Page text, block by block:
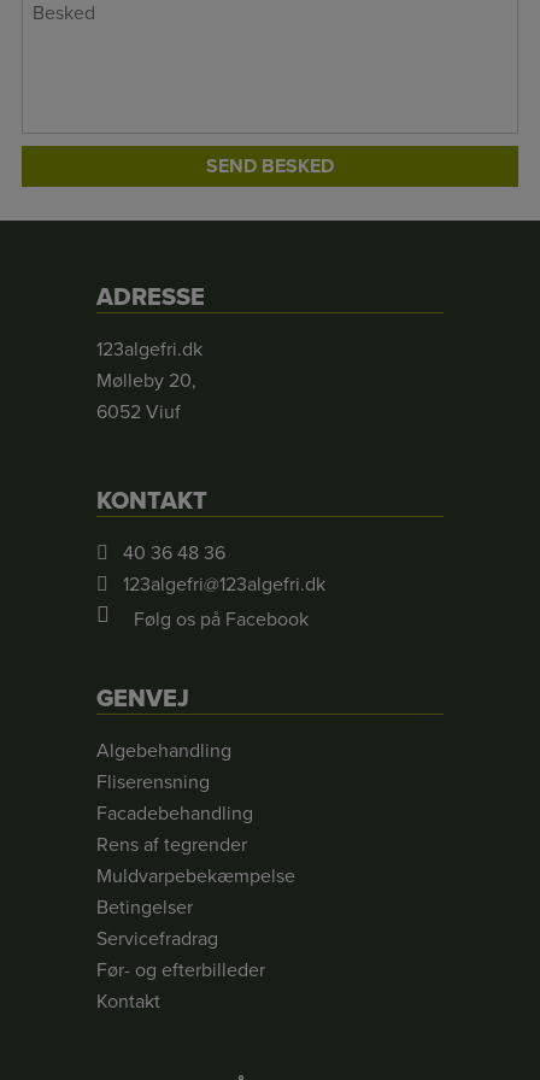
Besked
ADRESSE
123algefri.dk
Mølleby 20,
6052 Viuf
KONTAKT
40 36 48 36
123algefri@123algefri.dk
Følg os på Facebook
GENVEJ
Algebehandling
Fliserensning
Facadebehandling
Rens af tegrender
Muldvarpebekæmpelse
Betingelser
Servicefradrag
Før- og efterbilleder
Kontakt